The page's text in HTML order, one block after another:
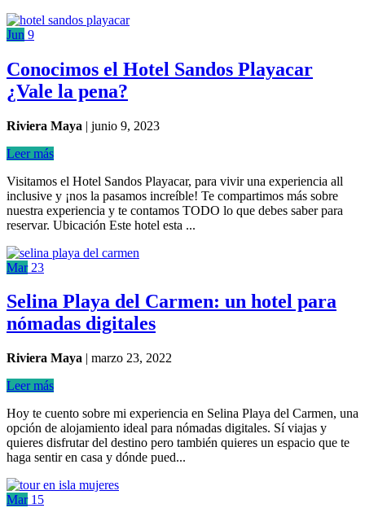
Jun 9
Conocimos el Hotel Sandos Playacar
¿Vale la pena?
Riviera Maya | junio 9, 2023
Leer más
Visitamos el Hotel Sandos Playacar, para vivir una experiencia all
inclusive y ¡nos la pasamos increíble! Te compartimos más sobre
nuestra experiencia y te contamos TODO lo que debes saber para
reservar. Ubicación Este hotel esta ...
Mar 23
Selina Playa del Carmen: un hotel para
nómadas digitales
Riviera Maya | marzo 23, 2022
Leer más
Hoy te cuento sobre mi experiencia en Selina Playa del Carmen, una
opción de alojamiento ideal para nómadas digitales. Sí viajas y
quieres disfrutar del destino pero también quieres un espacio que te
haga sentir en casa y dónde pued...
Mar 15